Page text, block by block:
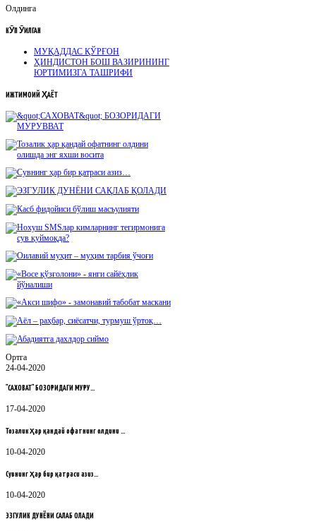
Олдинга
КӮП ӮҚИЛГАН
МУҚАДДАС ҚЎРҒОН
ҲИНДИСТОН БОШ ВАЗИРИНИНГ
ЮРТИМИЗГА ТАШРИФИ
ИЖТИМОИЙ ҲАЁТ
Ортга
24-04-2020
"САХОВАТ" БОЗОРИДАГИ МУРУ…
17-04-2020
Тозалик ҳар қандай офатнинг олдини …
10-04-2020
Сувнинг ҳар бир қатраси азиз…
10-04-2020
ЭЗГУЛИК ДУНЁНИ САҚЛАБ ҚОЛАДИ